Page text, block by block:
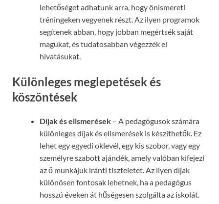
lehetőséget adhatunk arra, hogy önismereti
tréningeken vegyenek részt. Az ilyen programok
segítenek abban, hogy jobban megértsék saját
magukat, és tudatosabban végezzék el
hivatásukat.
Különleges meglepetések és
köszöntések
Díjak és elismerések – A pedagógusok számára
különleges díjak és elismerések is készíthetők. Ez
lehet egy egyedi oklevél, egy kis szobor, vagy egy
személyre szabott ajándék, amely valóban kifejezi
az ő munkájuk iránti tiszteletet. Az ilyen díjak
különösen fontosak lehetnek, ha a pedagógus
hosszú éveken át hűségesen szolgálta az iskolát.